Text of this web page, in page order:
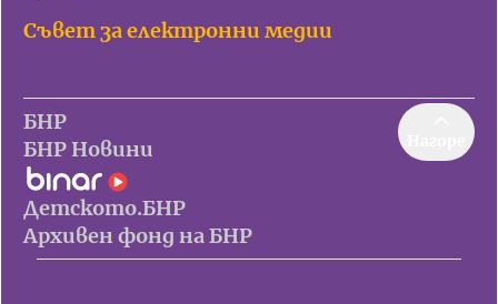
Съвет за електронни медии
БНР
БНР Новини
Детското.БНР
Архивен фонд на БНР